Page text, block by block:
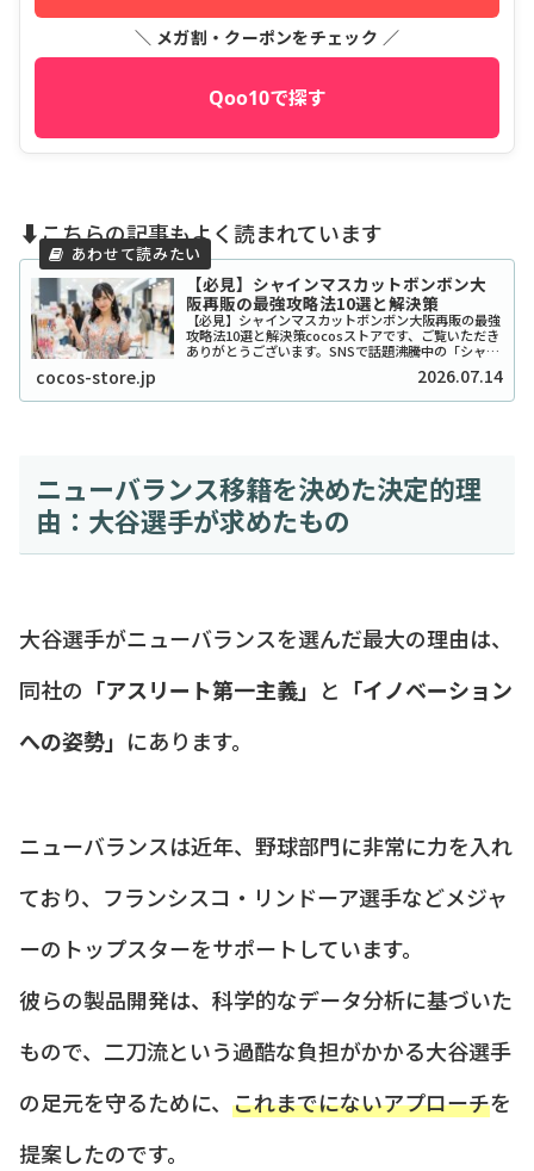
＼ メガ割・クーポンをチェック ／
Qoo10で探す
⬇️こちらの記事もよく読まれています
【必見】シャインマスカットボンボン大
阪再販の最強攻略法10選と解決策
【必見】シャインマスカットボンボン大阪再販の最強
攻略法10選と解決策cocosストアです、ご覧いただき
ありがとうございます。SNSで話題沸騰中の「シャイ
ンマスカットボンボン」、大阪でも探し回っている方
が本当に多いですよね。2026年現在もそ...
cocos-store.jp 2026.07.14
ニューバランス移籍を決めた決定的理
由：大谷選手が求めたもの
大谷選手がニューバランスを選んだ最大の理由は、
同社の 「アスリート第一主義」 と 「イノベーション
への姿勢」 にあります。
ニューバランスは近年、野球部門に非常に力を入れ
ており、フランシスコ・リンドーア選手などメジャ
ーのトップスターをサポートしています。
彼らの製品開発は、科学的なデータ分析に基づいた
もので、二刀流という過酷な負担がかかる大谷選手
の足元を守るために、 これまでにないアプローチを
提案したのです。